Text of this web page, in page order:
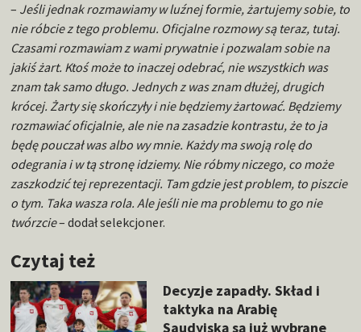
– Jeśli jednak rozmawiamy w luźnej formie, żartujemy sobie, to
nie róbcie z tego problemu. Oficjalne rozmowy są teraz, tutaj.
Czasami rozmawiam z wami prywatnie i pozwalam sobie na
jakiś żart. Ktoś może to inaczej odebrać, nie wszystkich was
znam tak samo długo. Jednych z was znam dłużej, drugich
krócej. Żarty się skończyły i nie będziemy żartować. Będziemy
rozmawiać oficjalnie, ale nie na zasadzie kontrastu, że to ja
będę pouczał was albo wy mnie. Każdy ma swoją rolę do
odegrania i w tą stronę idziemy. Nie róbmy niczego, co może
zaszkodzić tej reprezentacji. Tam gdzie jest problem, to piszcie
o tym. Taka wasza rola. Ale jeśli nie ma problemu to go nie
twórzcie– dodał selekcjoner.
Czytaj też
Decyzje zapadły. Skład i
taktyka na Arabię
Saudyjską są już wybrane